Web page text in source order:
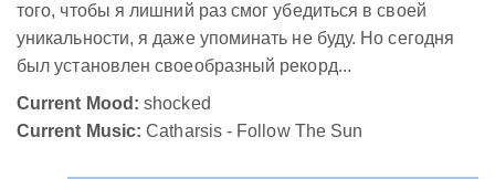
того, чтобы я лишний раз смог убедиться в своей
уникальности, я даже упоминать не буду. Но сегодня
был установлен своеобразный рекорд...
Current Mood: shocked
Current Music: Catharsis - Follow The Sun